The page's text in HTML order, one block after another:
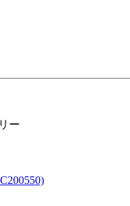
ー